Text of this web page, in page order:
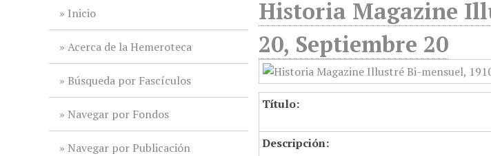
Inicio
Acerca de la Hemeroteca
Búsqueda por Fascículos
Navegar por Fondos
Navegar por Publicación
Historia Magazine
20, Septiembre 20
Título:
Descripción: